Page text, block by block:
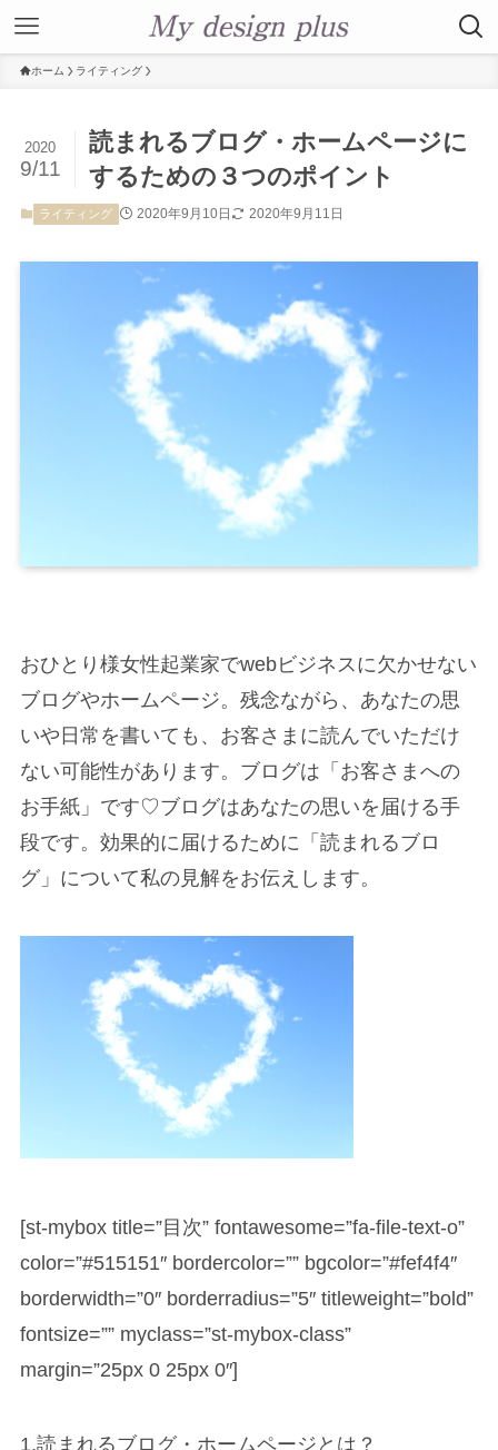
ホーム ライティング
読まれるブログ・ホームページに
するための３つのポイント
2020
9/11
ライティング 2020年9月10日 2020年9月11日
おひとり様女性起業家でwebビジネスに欠かせない
ブログやホームページ。残念ながら、あなたの思
いや日常を書いても、お客さまに読んでいただけ
ない可能性があります。ブログは「お客さまへの
お手紙」です♡ブログはあなたの思いを届ける手
段です。効果的に届けるために「読まれるブロ
グ」について私の見解をお伝えします。
[st-mybox title=”目次” fontawesome=”fa-file-text-o”
color=”#515151″ bordercolor=”” bgcolor=”#fef4f4″
borderwidth=”0″ borderradius=”5″ titleweight=”bold”
fontsize=”” myclass=”st-mybox-class”
margin=”25px 0 25px 0″]
1.読まれるブログ・ホームページとは？